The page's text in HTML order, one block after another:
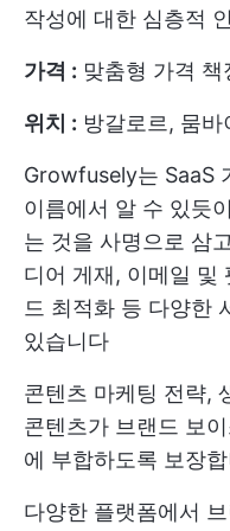
작성에 대한 심층적
가격 : 맞춤형 가격 책
위치 : 방갈로르, 뭄바
Growfusely는 SaaS
이름에서 알 수 있듯
는 것을 사명으로 삼
디어 게재, 이메일 및
드 최적화 등 다양한
있습니다
콘텐츠 마케팅 전략,
콘텐츠가 브랜드 보
에 부합하도록 보장
다양한 플랫폼에서